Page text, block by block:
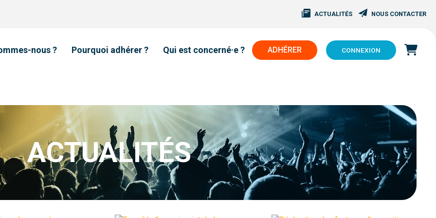
ACTUALITÉS NOUS CONTACTER
nous ? Pourquoi adhérer ? Qui est concerné·e ? ADHÉRER CONNEXION
ACTUALITÉS